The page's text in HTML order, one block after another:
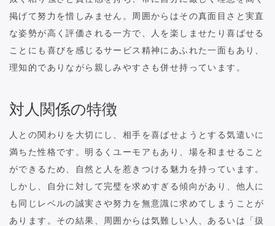
掲げて努力を惜しみません。周囲からはその真面目さと実直
な姿勢が高く評価される一方で、人を楽しませたり喜ばせる
ことにも喜びを感じるサービス精神にあふれた一面もあり、
理知的でありながら親しみやすさも併せ持っています。
対人関係の特徴
人との関わりを大切にし、相手を喜ばせようとする気遣いに
満ちた性格です。明るくユーモアもあり、場を和ませること
ができるため、自然と人を惹きつける魅力を持っています。
しかし、自分に対して完璧を求めすぎる傾向があり、他人に
も同じレベルの誠実さや努力を無意識に求めてしまうことが
あります。その結果、周囲からは気難しい人、あるいは「扱